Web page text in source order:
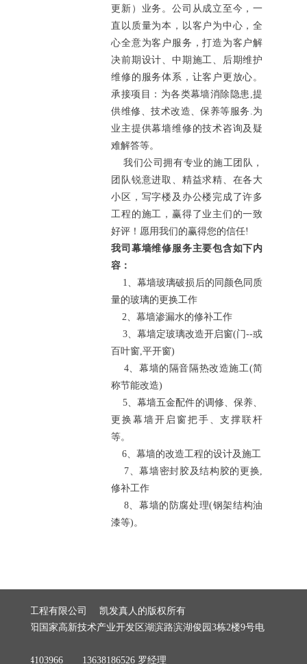
更新）业务。公司从成立至今，一
直以质量为本，以客户为中心，全
心全意为客户服务，打造为客户解
决前期设计、中期施工、后期维护
维修的服务体系，让客户更放心。
承接项目：为各类幕墙消除隐患,提
供维修、技术改造、保养等服务.为
业主提供幕墙维修的技术咨询及疑
难解答等。
我们公司拥有专业的施工团队，
团队锐意进取、精益求精、在各大
小区，写字楼及办公楼完成了许多
工程的施工，赢得了业主们的一致
好评！愿用我们的赢得您的信任!
我司幕墙维修服务主要包含如下内
容：
1、幕墙玻璃破损后的同颜色同质
量的玻璃的更换工作
2、幕墙渗漏水的修补工作
3、幕墙定玻璃改造开启窗(门--或
百叶窗,平开窗)
4、幕墙的隔音隔热改造施工(简
称节能改造)
5、幕墙五金配件的调修、保养、
更换幕墙开启窗把手、支撑联杆
等。
6、幕墙的改造工程的设计及施工
7、幕墙密封胶及结构胶的更换,
修补工作
8、幕墙的防腐处理(钢架结构油
漆等)。
筑装饰工程有限公司 凯发真人的版权所有
市贵阳国家高新技术产业开发区湖滨路滨湖俊园3栋2楼9号电
18184103966 13638186526 罗经理